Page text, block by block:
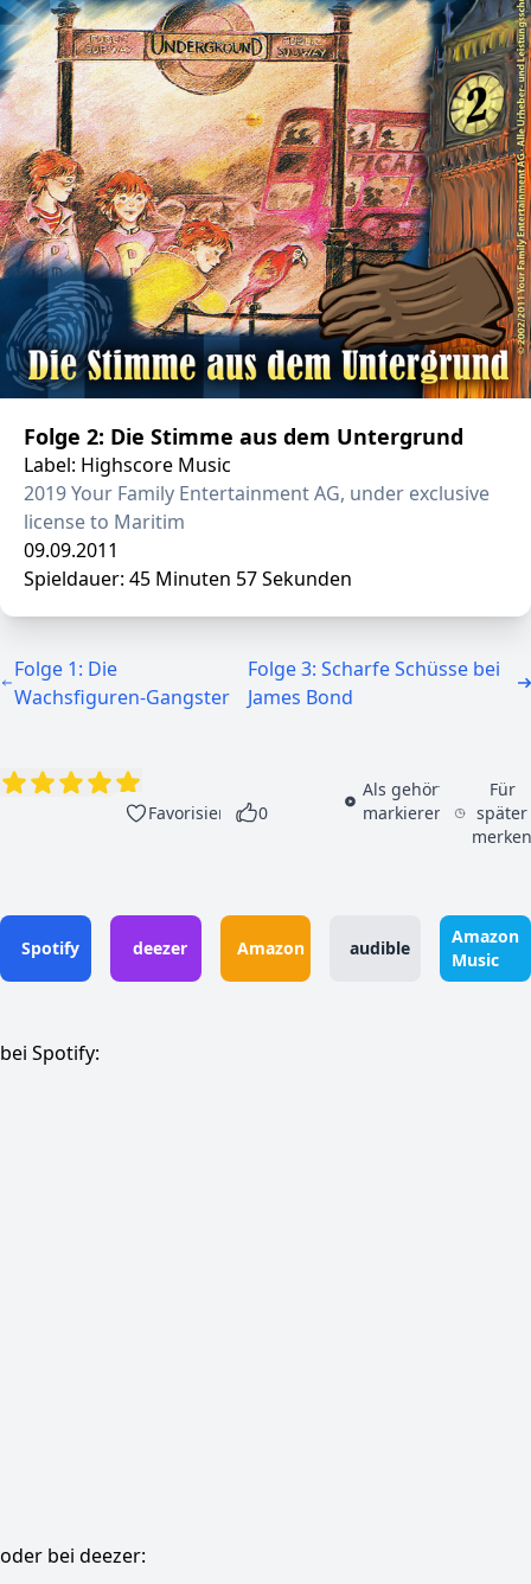
Folge 2: Die Stimme aus dem Untergrund
Label: Highscore Music
2019 Your Family Entertainment AG, under exclusive
license to Maritim
09.09.2011
Spieldauer: 45 Minuten 57 Sekunden
Folge 1: Die
Wachsfiguren-Gangster
Folge 3: Scharfe Schüsse bei
James Bond
Favorisieren 0
Als gehört
markieren
Für
später
Spotify deezer Amazon audible
Amazon
Music
bei Spotify:
oder bei deezer: